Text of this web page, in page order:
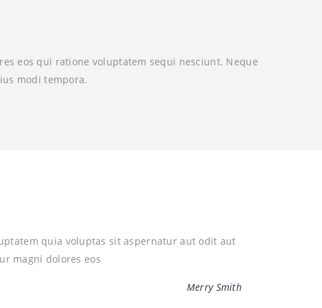
eos qui ratione voluptatem sequi nesciunt. Neque
modi tempora.
quia voluptas sit aspernatur aut odit aut
magni dolores eos
Merry Smith